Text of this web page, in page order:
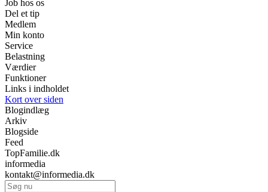
Job hos os
Del et tip
Medlem
Min konto
Service
Belastning
Værdier
Funktioner
Links i indholdet
Kort over siden
Blogindlæg
Arkiv
Blogside
Feed
TopFamilie.dk
informedia
kontakt@informedia.dk